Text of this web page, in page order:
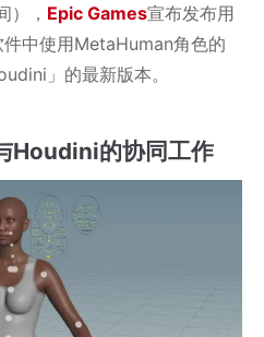
）， Epic Games宣布发布用
中使用MetaHuman角色的
」的最新版本。
Houdini的协同工作